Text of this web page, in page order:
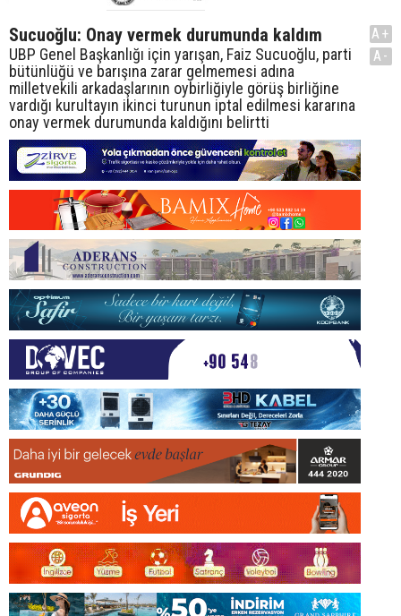
Sucuoğlu: Onay vermek durumunda kaldım
UBP Genel Başkanlığı için yarışan, Faiz Sucuoğlu, parti
bütünlüğü ve barışına zarar gelmemesi adına
milletvekili arkadaşlarının oybirliğiyle görüş birliğine
vardığı kurultayın ikinci turunun iptal edilmesi kararına
onay vermek durumunda kaldığını belirtti
A+
A-